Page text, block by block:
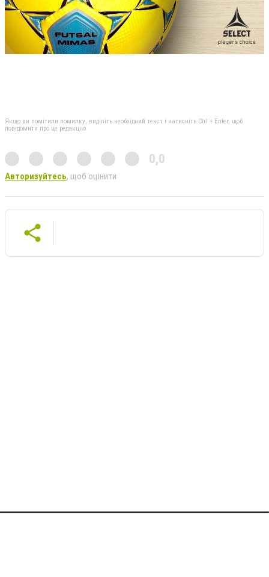
Якщо ви помітили помилку, виділіть необхідний текст і натисніть Ctrl + Enter, щоб
повідомити про це редакцію
0,0
Авторизуйтесь, щоб оцінити